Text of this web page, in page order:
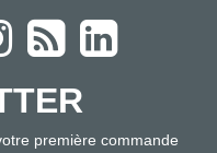
première commande